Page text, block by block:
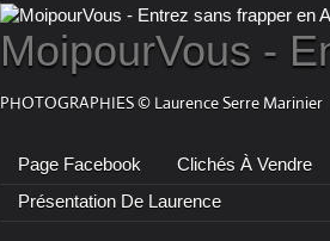
MoipourVous -
PHOTOGRAPHIES © Laurence Serre Marinier
Page Facebook Clichés À Vendre
Présentation De Laurence